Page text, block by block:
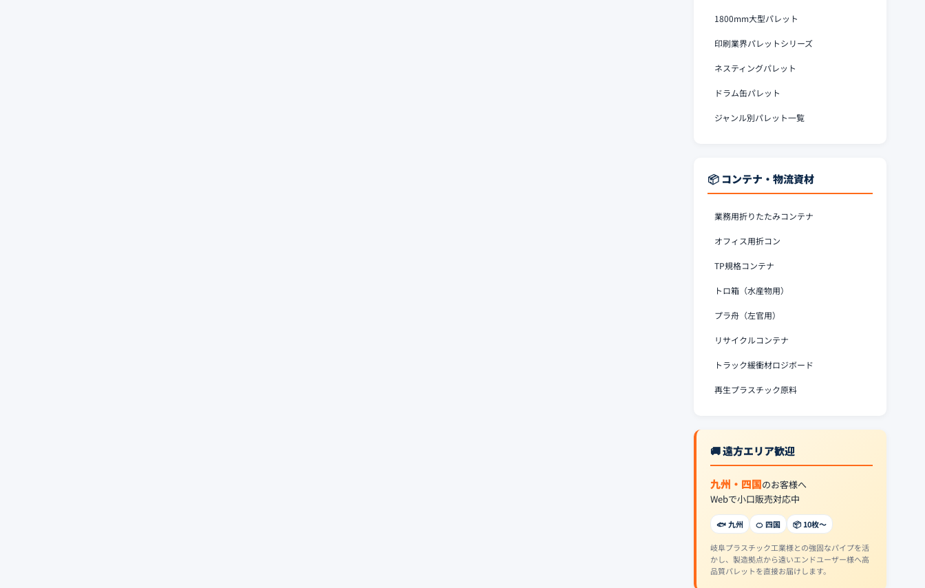
1800mm大型パレット
印刷業界パレットシリーズ
ネスティングパレット
ドラム缶パレット
ジャンル別パレット一覧
📦 コンテナ・物流資材
業務用折りたたみコンテナ
オフィス用折コン
TP規格コンテナ
トロ箱（水産物用）
プラ舟（左官用）
リサイクルコンテナ
トラック緩衝材ロジボード
再生プラスチック原料
🚚 遠方エリア歓迎
九州・四国のお客様へ
Webで小口販売対応中
🐟 九州 🍊 四国 📦 10枚〜
岐阜プラスチック工業様との強固なパイプを活
かし、製造拠点から遠いエンドユーザー様へ高
品質パレットを直接お届けします。